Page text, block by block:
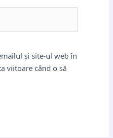
și site-ul web în
viitoare când o să